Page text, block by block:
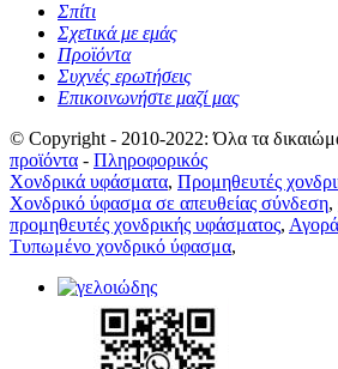
Σπίτι
Σχετικά με εμάς
Προϊόντα
Συχνές ερωτήσεις
Επικοινωνήστε μαζί μας
© Copyright - 2010-2022: Όλα τα
προϊόντα - Πληροφορικός
Χονδρικά υφάσματα, Προμηθευτές
Χονδρικό ύφασμα σε απευθείας σύνδεση,
προμηθευτές χονδρικής υφάσματος,
Τυπωμένο χονδρικό ύφασμα,